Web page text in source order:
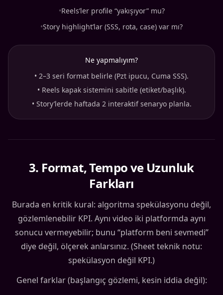
•Reels’ler profile “yakışıyor” mu?
•Story highlight’lar (SSS, rota, case) var mı?
Ne yapmalıyım?
• 2–3 seri format belirle (Pzt ipucu, Cuma SSS).
• Reels kapak sistemini sabitle (etiket/başlık).
• Story’lerde haftada 2 interaktif senaryo planla.
3. Format, Tempo ve Uzunluk
Farkları
Burada en kritik kural: algoritma spekülasyonu değil,
gözlemlenebilir KPI. Aynı video iki platformda aynı
sonucu vermeyebilir; bunu “platform beni sevmedi”
diye değil, ölçerek anlarsınız. (Sheet teknik notu:
spekülasyon değil KPI.)
Genel farklar (başlangıç gözlemi, kesin iddia değil):